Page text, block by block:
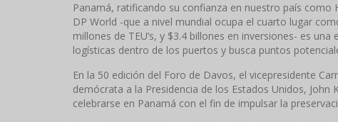
Panamá, ratificando su confianza en nuestro país como
DP World -que a nivel mundial ocupa el cuarto lugar
millones de TEU’s, y $3.4 billones en inversiones- es
logísticas dentro de los puertos y busca puntos
En la 50 edición del Foro de Davos, el vicepresidente
demócrata a la Presidencia de los Estados Unidos,
celebrarse en Panamá con el fin de impulsar la